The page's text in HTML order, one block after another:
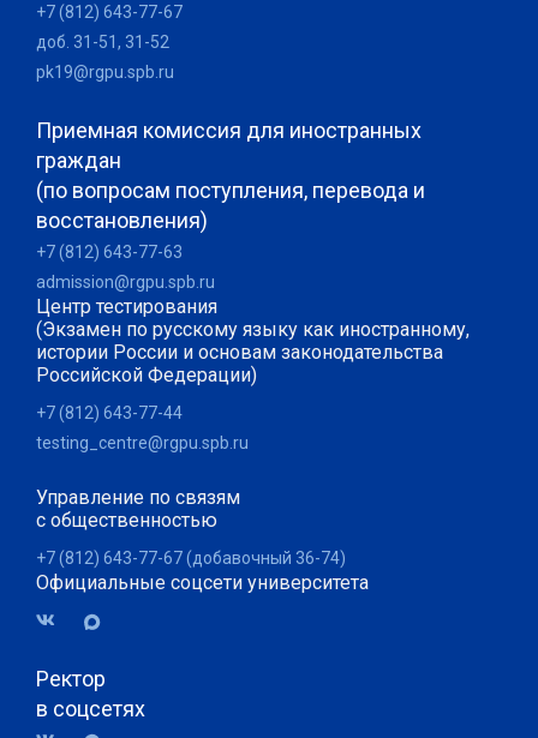
+7 (812) 643-77-67
доб. 31-51, 31-52
pk19@rgpu.spb.ru
Приемная комиссия для иностранных
граждан
(по вопросам поступления, перевода и
восстановления)
+7 (812) 643-77-63
admission@rgpu.spb.ru
Центр тестирования
(Экзамен по русскому языку как иностранному,
истории России и основам законодательства
Российской Федерации)
+7 (812) 643-77-44
testing_centre@rgpu.spb.ru
Управление по связям
с общественностью
+7 (812) 643-77-67 (добавочный 36-74)
Официальные соцсети университета
Ректор
в соцсетях